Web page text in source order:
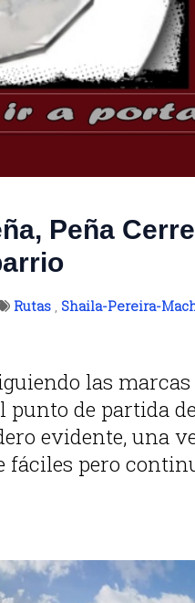
Peña
Rutas, Shaila-Pereira-
las marcas
punto de partida
evidente, una
fáciles pero